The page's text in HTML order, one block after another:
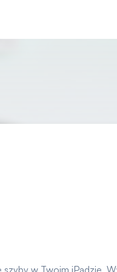
w Twoim iPadzie.